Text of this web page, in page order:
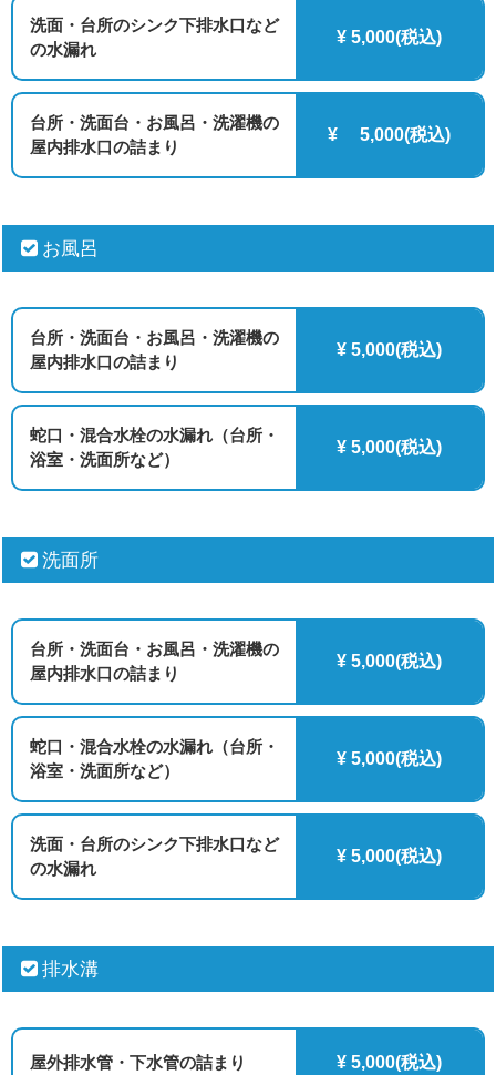
洗面・台所のシンク下排水口など
の水漏れ
¥ 5,000(税込)
台所・洗面台・お風呂・洗濯機の
屋内排水口の詰まり
¥ 5,000(税込)
お風呂
台所・洗面台・お風呂・洗濯機の
屋内排水口の詰まり
¥ 5,000(税込)
蛇口・混合水栓の水漏れ（台所・
浴室・洗面所など）
¥ 5,000(税込)
洗面所
台所・洗面台・お風呂・洗濯機の
屋内排水口の詰まり
¥ 5,000(税込)
蛇口・混合水栓の水漏れ（台所・
浴室・洗面所など）
¥ 5,000(税込)
洗面・台所のシンク下排水口など
の水漏れ
¥ 5,000(税込)
排水溝
屋外排水管・下水管の詰まり ¥ 5,000(税込)